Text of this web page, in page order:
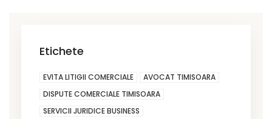
Etichete
EVITA LITIGII COMERCIALE
AVOCAT TIMISOARA
DISPUTE COMERCIALE TIMISOARA
SERVICII JURIDICE BUSINESS